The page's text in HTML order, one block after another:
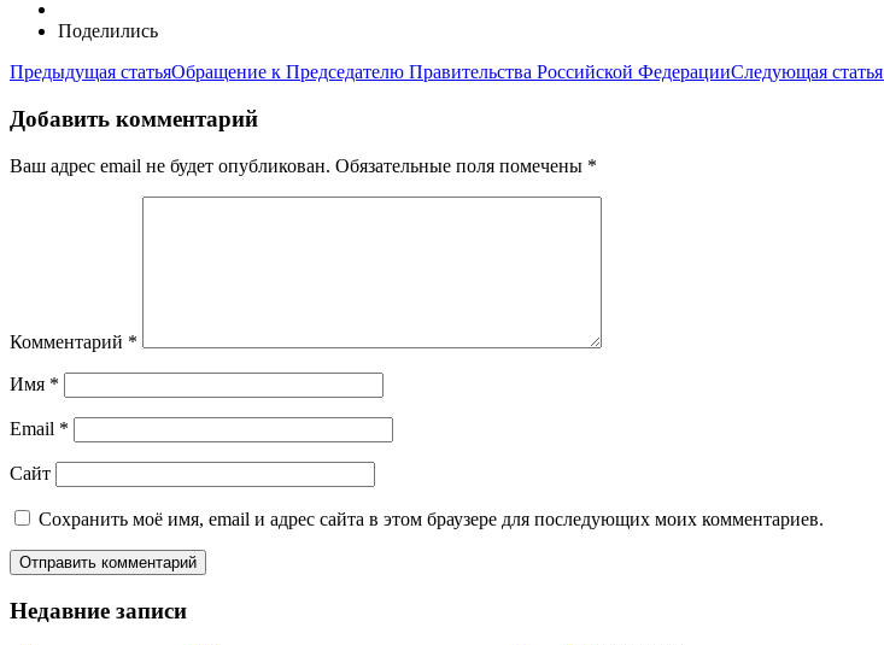
Поделились
Предыдущая статьяОбращение к Председателю Правительства Российской ФедерацииСледующая статья
Добавить комментарий
Ваш адрес email не будет опубликован. Обязательные поля помечены *
Комментарий *
Имя *
Email *
Сайт
Сохранить моё имя, email и адрес сайта в этом браузере для последующих моих комментариев.
Недавние записи